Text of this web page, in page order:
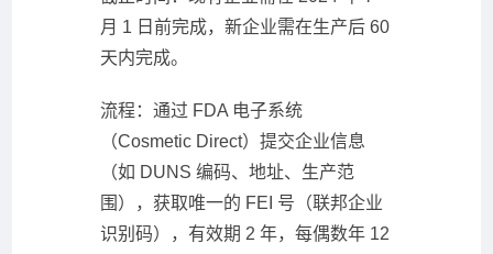
月 1 日前完成，新企业需在生产后 60
天内完成。
流程：通过 FDA 电子系统
（Cosmetic Direct）提交企业信息
（如 DUNS 编码、地址、生产范
围），获取唯一的 FEI 号（联邦企业
识别码），有效期 2 年，每偶数年 12